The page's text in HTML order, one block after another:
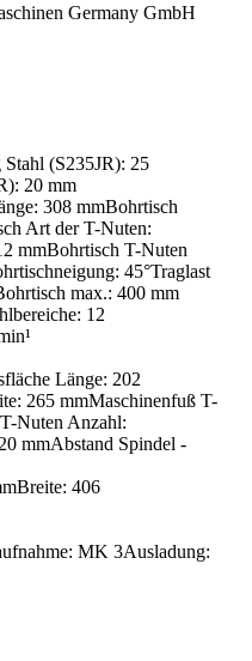
Germany GmbH
(S235JR): 25
20 mm
308 mmBohrtisch
Art der T-Nuten:
mmBohrtisch T-Nuten
45°Traglast
max.: 400 mm
12
Länge: 202
265 mmMaschinenfuß T-
Nuten Anzahl:
mmAbstand Spindel -
Breite: 406
MK 3Ausladung: